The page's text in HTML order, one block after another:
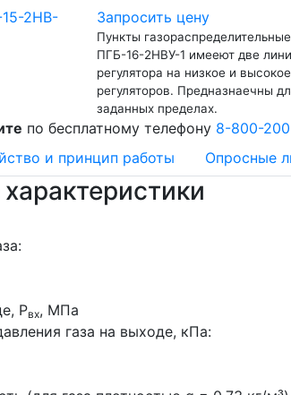
Запросить цену
Пункты
ПГБ-16-2НВУ-1 имееют две
регулятора на низкое и
регуляторов. Предназнаечны
заданных пределах.
по бесплатному телефону 8-800-
и принцип работы Опросные
Рвх, МПа
газа на выходе, кПа: